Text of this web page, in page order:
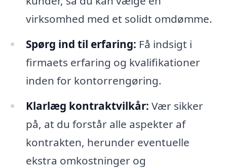
virksomhed med et solidt omdømme.
Spørg ind til erfaring: Få indsigt i
firmaets erfaring og kvalifikationer
inden for kontorrengøring.
Klarlæg kontraktvilkår: Vær sikker
på, at du forstår alle aspekter af
kontrakten, herunder eventuelle
ekstra omkostninger og